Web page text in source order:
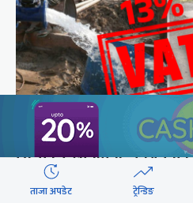
सिँचाइ र खानेपानी : विद्युत्
१३ प्रतिशत भ्याटको भार
ताजा अपडेट ट्रेन्डिङ